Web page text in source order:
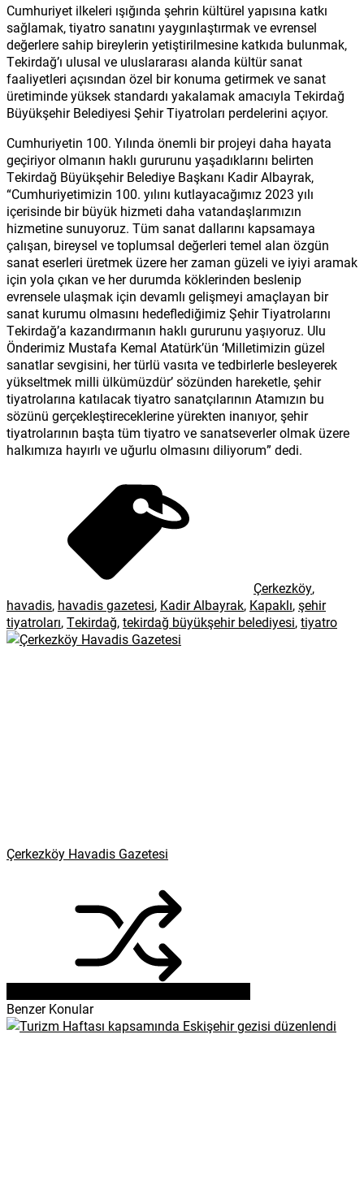
Cumhuriyet ilkeleri ışığında şehrin kültürel yapısına katkı
sağlamak, tiyatro sanatını yaygınlaştırmak ve evrensel
değerlere sahip bireylerin yetiştirilmesine katkıda bulunmak,
Tekirdağ’ı ulusal ve uluslararası alanda kültür sanat
faaliyetleri açısından özel bir konuma getirmek ve sanat
üretiminde yüksek standardı yakalamak amacıyla Tekirdağ
Büyükşehir Belediyesi Şehir Tiyatroları perdelerini açıyor.
Cumhuriyetin 100. Yılında önemli bir projeyi daha hayata
geçiriyor olmanın haklı gururunu yaşadıklarını belirten
Tekirdağ Büyükşehir Belediye Başkanı Kadir Albayrak,
“Cumhuriyetimizin 100. yılını kutlayacağımız 2023 yılı
içerisinde bir büyük hizmeti daha vatandaşlarımızın
hizmetine sunuyoruz. Tüm sanat dallarını kapsamaya
çalışan, bireysel ve toplumsal değerleri temel alan özgün
sanat eserleri üretmek üzere her zaman güzeli ve iyiyi aramak
için yola çıkan ve her durumda köklerinden beslenip
evrensele ulaşmak için devamlı gelişmeyi amaçlayan bir
sanat kurumu olmasını hedeflediğimiz Şehir Tiyatrolarını
Tekirdağ’a kazandırmanın haklı gururunu yaşıyoruz. Ulu
Önderimiz Mustafa Kemal Atatürk’ün ‘Milletimizin güzel
sanatlar sevgisini, her türlü vasıta ve tedbirlerle besleyerek
yükseltmek milli ülkümüzdür’ sözünden hareketle, şehir
tiyatrolarına katılacak tiyatro sanatçılarının Atamızın bu
sözünü gerçekleştireceklerine yürekten inanıyor, şehir
tiyatrolarının başta tüm tiyatro ve sanatseverler olmak üzere
halkımıza hayırlı ve uğurlu olmasını diliyorum” dedi.
Çerkezköy,
havadis, havadis gazetesi, Kadir Albayrak, Kapaklı,şehir
tiyatroları,Tekirdağ,tekirdağ büyükşehir belediyesi,tiyatro
Çerkezköy Havadis Gazetesi
Benzer Konular